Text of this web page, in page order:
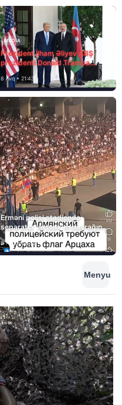
MEDİA
Prezident İlham Əliyev ABŞ
prezidenti Donald Trampa
məktubunda yazıb ki…
8 Avq • 21:43
Erməni polisi stadionda
separatçı “Artsax”ın bayrağını
müsadirə etdi və…
8 Avq • 08:39
Menyu